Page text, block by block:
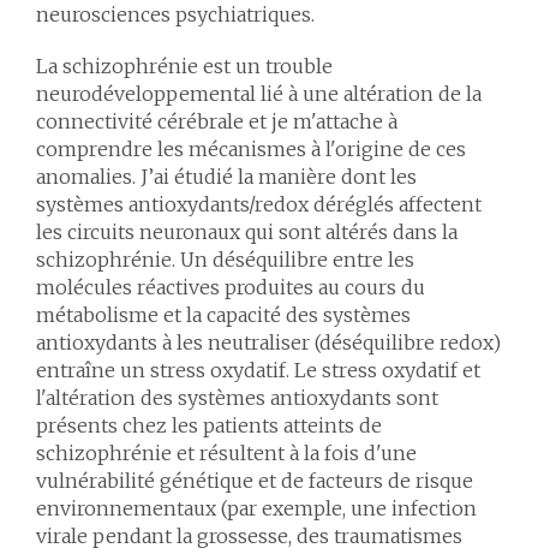
neurosciences psychiatriques.
La schizophrénie est un trouble
neurodéveloppemental lié à une altération de la
connectivité cérébrale et je m'attache à
comprendre les mécanismes à l'origine de ces
anomalies. J’ai étudié la manière dont les
systèmes antioxydants/redox déréglés affectent
les circuits neuronaux qui sont altérés dans la
schizophrénie. Un déséquilibre entre les
molécules réactives produites au cours du
métabolisme et la capacité des systèmes
antioxydants à les neutraliser (déséquilibre redox)
entraîne un stress oxydatif. Le stress oxydatif et
l'altération des systèmes antioxydants sont
présents chez les patients atteints de
schizophrénie et résultent à la fois d'une
vulnérabilité génétique et de facteurs de risque
environnementaux (par exemple, une infection
virale pendant la grossesse, des traumatismes